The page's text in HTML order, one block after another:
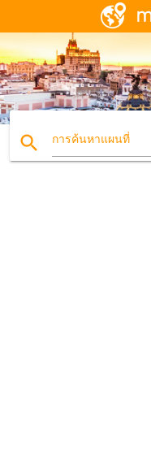
search การค้นหาแผนที่